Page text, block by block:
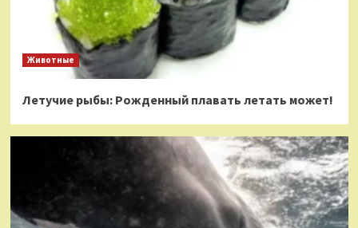
Животные
Летучие рыбы: Рожденный плавать летать может!